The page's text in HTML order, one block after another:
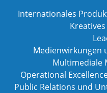
Internationales
Medienwirkungen
Multimediale
Operational
Public Relations und